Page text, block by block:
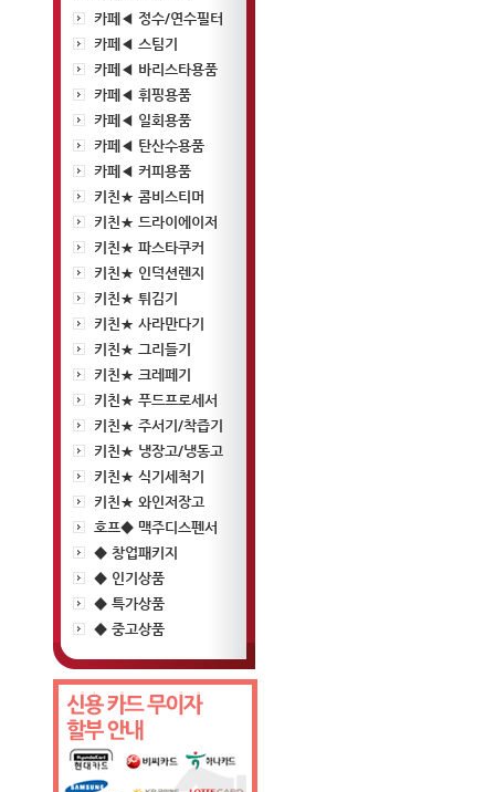
카페◀ 정수/연수필터
카페◀ 스팀기
카페◀ 바리스타용품
카페◀ 휘핑용품
카페◀ 일회용품
카페◀ 탄산수용품
카페◀ 커피용품
키친★ 콤비스티머
키친★ 드라이에이저
키친★ 파스타쿠커
키친★ 인덕션렌지
키친★ 튀김기
키친★ 사라만다기
키친★ 그리들기
키친★ 크레페기
키친★ 푸드프로세서
키친★ 주서기/착즙기
키친★ 냉장고/냉동고
키친★ 식기세척기
키친★ 와인저장고
호프◆ 맥주디스펜서
◆ 창업패키지
◆ 인기상품
◆ 특가상품
◆ 중고상품